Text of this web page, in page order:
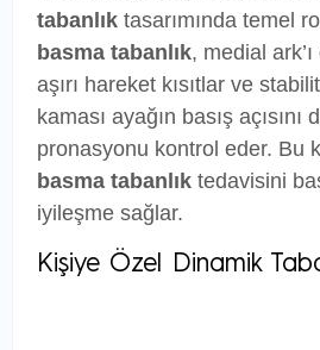
tabanlık tasarımında temel
basma tabanlık, medial
aşırı hareket kısıtlar ve
kaması ayağın basış açısını
pronasyonu kontrol eder. Bu
basma tabanlık tedavisini
iyileşme sağlar.
Kişiye Özel Dinamik